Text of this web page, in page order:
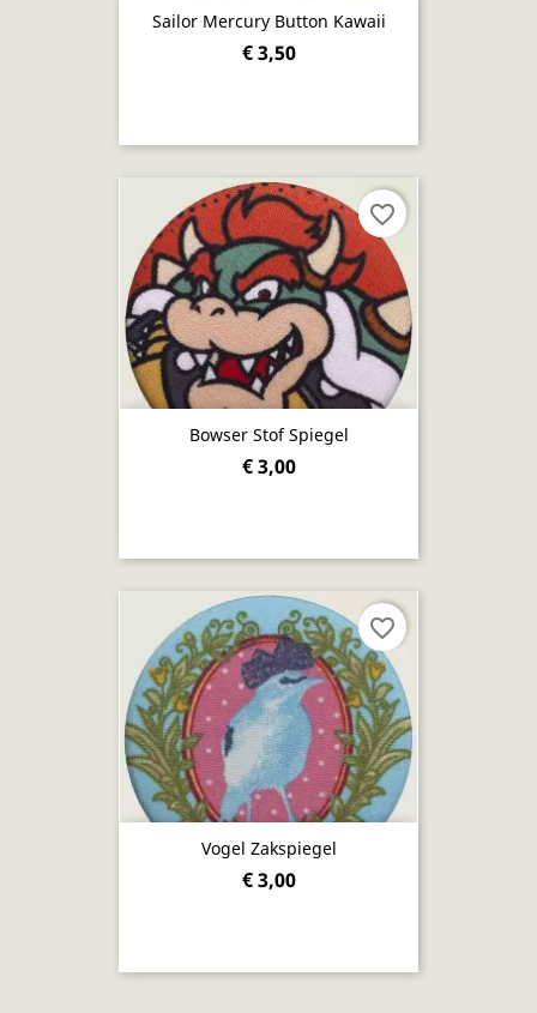
Sailor Mercury Button Kawaii
€ 3,50
Bowser Stof Spiegel
€ 3,00
favorite_border
Vogel Zakspiegel
€ 3,00
favorite_border